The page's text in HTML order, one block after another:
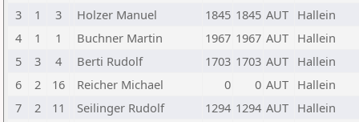
3
1 3 Holzer Manuel 1845 1845 AUT Hallein
4
1 1 Buchner Martin 1967 1967 AUT Hallein
5
3 4 Berti Rudolf 1703 1703 AUT Hallein
6
2 16 Reicher Michael 0 0 AUT Hallein
7
2 11 Seilinger Rudolf 1294 1294 AUT Hallein